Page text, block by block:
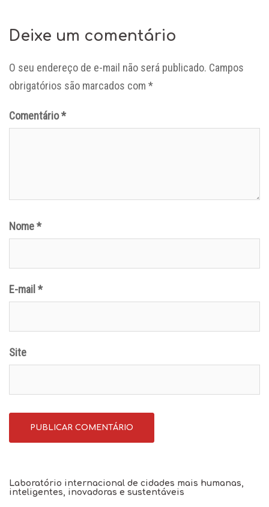
Deixe um comentário
O seu endereço de e-mail não será publicado. Campos
obrigatórios são marcados com *
Comentário*
Nome*
E-mail *
Site
Laboratório internacional de cidades mais humanas,
inteligentes, inovadoras e sustentáveis